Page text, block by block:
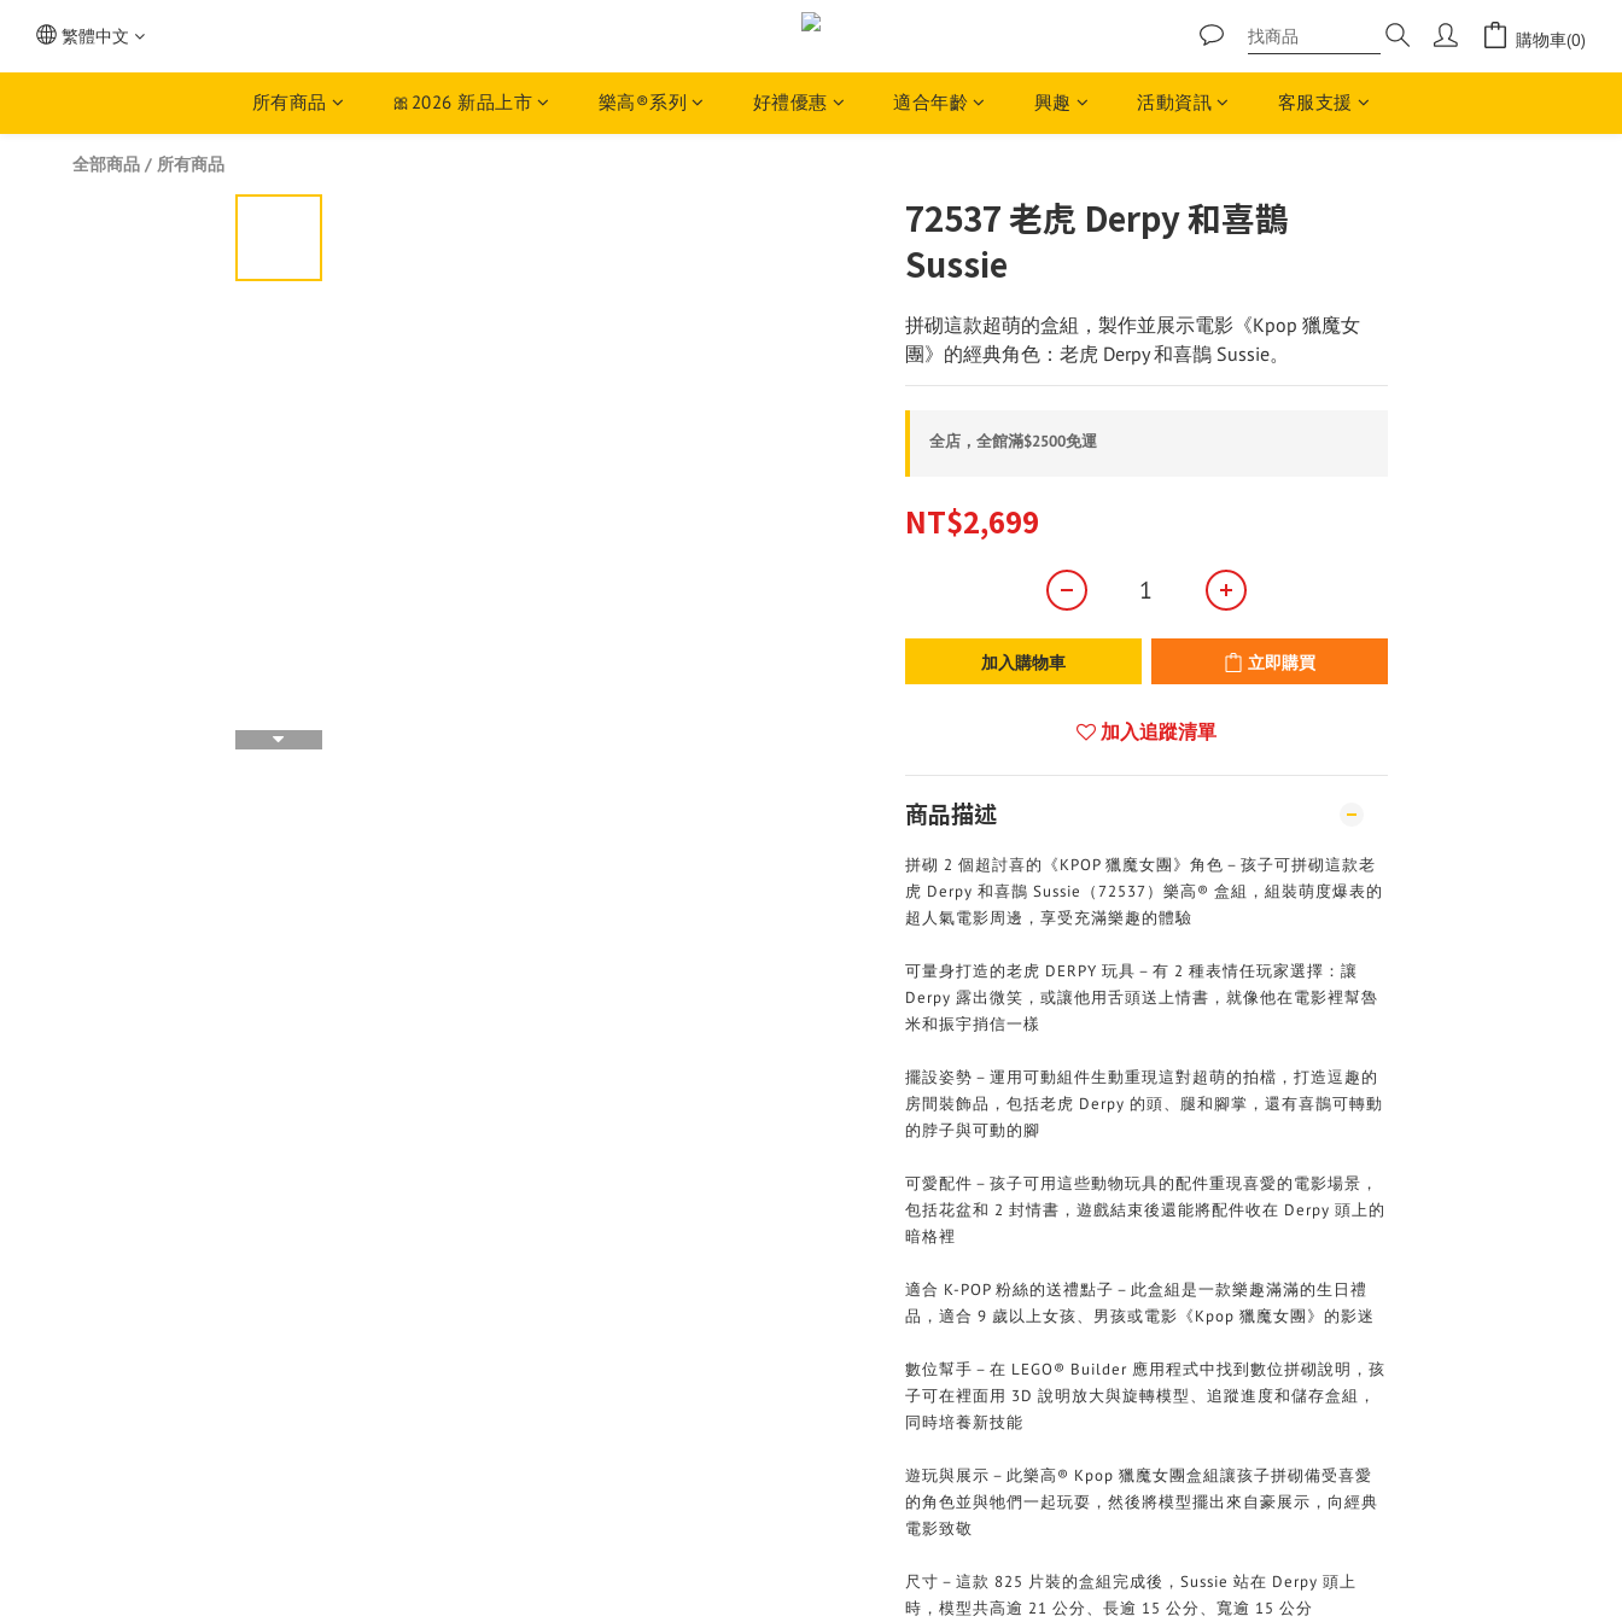
繁體中文 購物車(0)
所有商品 🎀2026 新品上市 樂高®系列 好禮優惠 適合年齡 興趣 活動資訊 客服支援
全部商品 / 所有商品
72537 老虎 Derpy 和喜鵲
Sussie
拼砌這款超萌的盒組，製作並展示電影《Kpop 獵魔女
團》的經典角色：老虎 Derpy 和喜鵲 Sussie。
全店，全館滿$2500免運
NT$2,699
加入購物車 立即購買
加入追蹤清單
商品描述
拼砌 2 個超討喜的《KPOP 獵魔女團》角色－孩子可拼砌這款老
虎 Derpy 和喜鵲 Sussie（72537）樂高® 盒組，組裝萌度爆表的
超人氣電影周邊，享受充滿樂趣的體驗
可量身打造的老虎 DERPY 玩具－有 2 種表情任玩家選擇：讓
Derpy 露出微笑，或讓他用舌頭送上情書，就像他在電影裡幫魯
米和振宇捎信一樣
擺設姿勢－運用可動組件生動重現這對超萌的拍檔，打造逗趣的
房間裝飾品，包括老虎 Derpy 的頭、腿和腳掌，還有喜鵲可轉動
的脖子與可動的腳
可愛配件－孩子可用這些動物玩具的配件重現喜愛的電影場景，
包括花盆和 2 封情書，遊戲結束後還能將配件收在 Derpy 頭上的
暗格裡
適合 K-POP 粉絲的送禮點子－此盒組是一款樂趣滿滿的生日禮
品，適合 9 歲以上女孩、男孩或電影《Kpop 獵魔女團》的影迷
數位幫手－在 LEGO® Builder 應用程式中找到數位拼砌說明，孩
子可在裡面用 3D 說明放大與旋轉模型、追蹤進度和儲存盒組，
同時培養新技能
遊玩與展示－此樂高® Kpop 獵魔女團盒組讓孩子拼砌備受喜愛
的角色並與牠們一起玩耍，然後將模型擺出來自豪展示，向經典
電影致敬
尺寸－這款 825 片裝的盒組完成後，Sussie 站在 Derpy 頭上
時，模型共高逾 21 公分、長逾 15 公分、寬逾 15 公分